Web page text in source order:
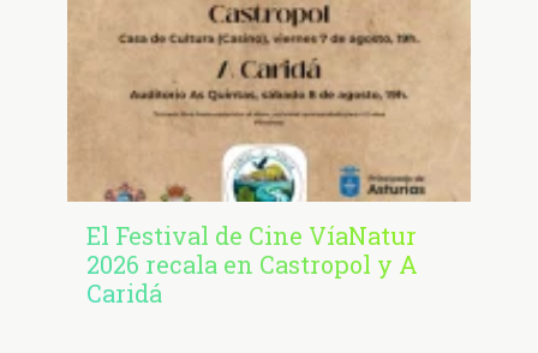
El Festival de Cine VíaNatur
2026 recala en Castropol y A
Caridá